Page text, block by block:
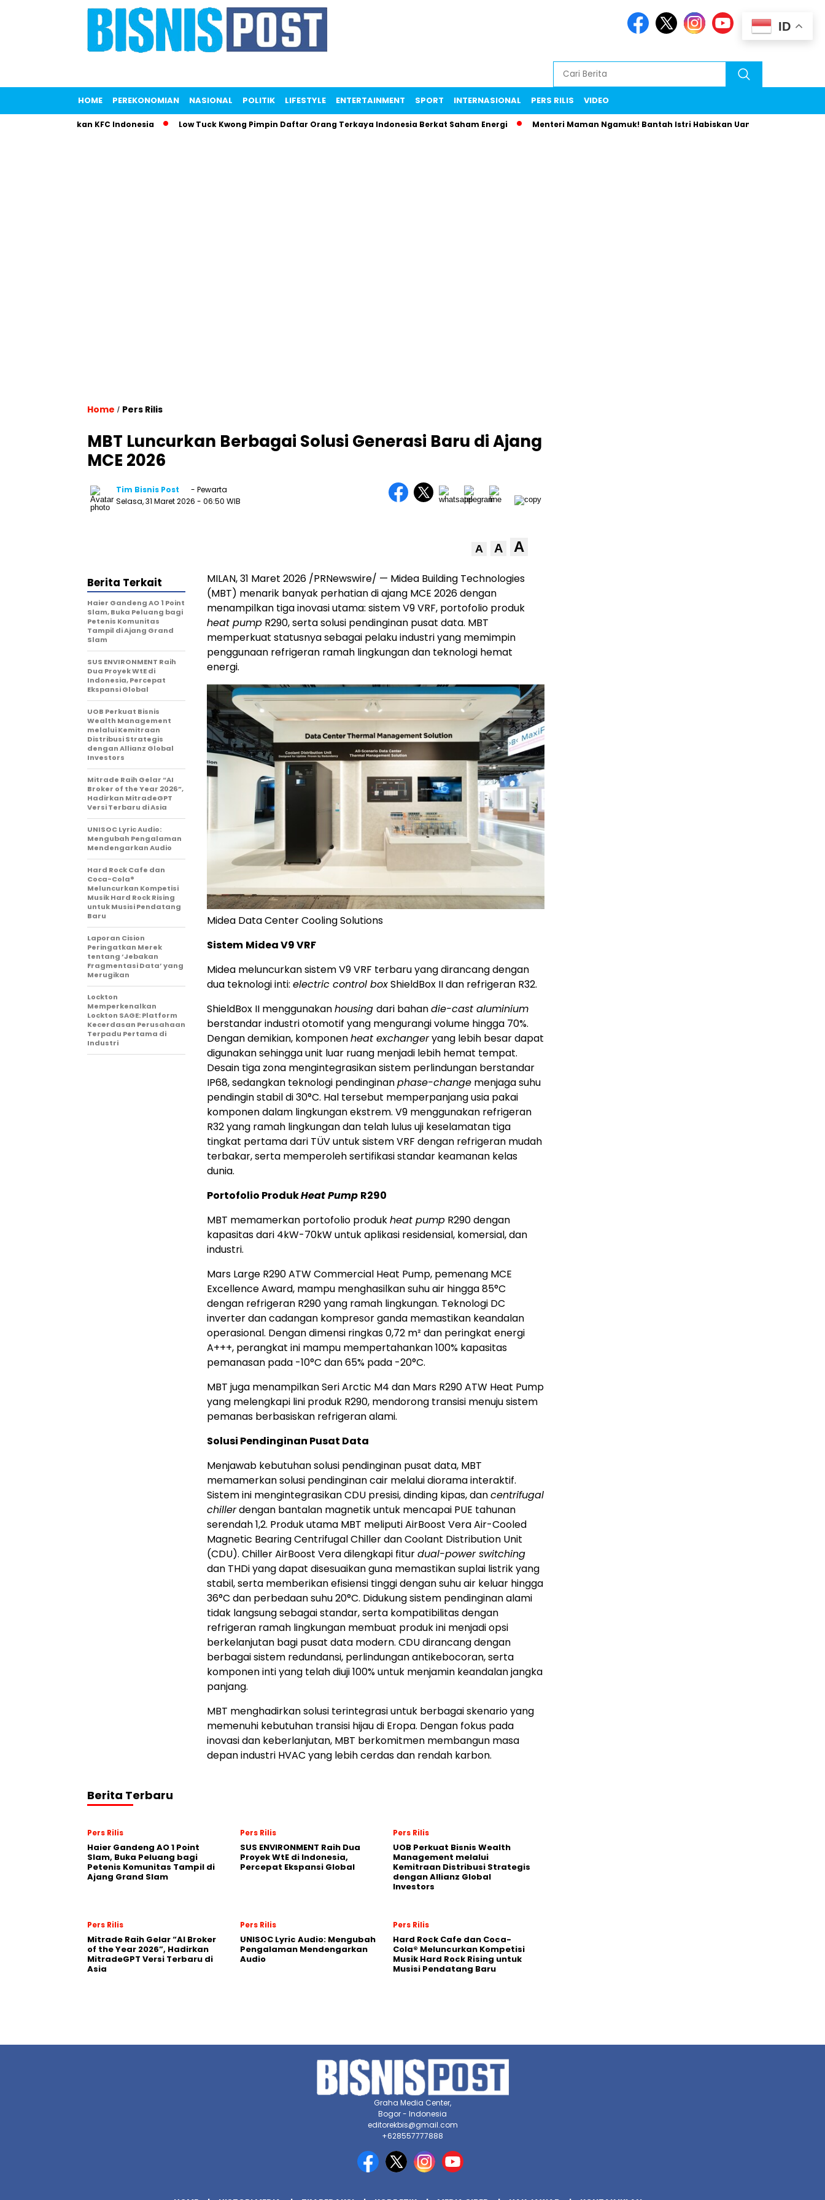
HOME PEREKONOMIAN NASIONAL POLITIK LIFESTYLE ENTERTAINMENT SPORT INTERNASIONAL PERS RILIS VIDEO
Gemparkan KFC Indonesia Low Tuck Kwong Pimpin Daftar Orang Terkaya Indonesia Berkat Saham Energi Menteri Maman Ngamuk! Bantah Istri Habiskan Uang Negara Liburan ke
Home / Pers Rilis
MBT Luncurkan Berbagai Solusi Generasi Baru di Ajang
MCE 2026
Tim Bisnis Post
- Pewarta
Selasa, 31 Maret 2026 - 06:50 WIB
A A A
MILAN,31 Maret 2026 /PRNewswire/ — Midea Building Technologies
(MBT) menarik banyak perhatian di ajang MCE 2026 dengan
menampilkan tiga inovasi utama: sistem V9 VRF, portofolio produk
heat pump R290, serta solusi pendinginan pusat data. MBT
memperkuat statusnya sebagai pelaku industri yang memimpin
penggunaan refrigeran ramah lingkungan dan teknologi hemat
energi.
Midea Data Center Cooling Solutions
Sistem Midea V9 VRF
Midea meluncurkan sistem V9 VRF terbaru yang dirancang dengan
dua teknologi inti: electric control boxShieldBox II dan refrigeran R32.
ShieldBox II menggunakanhousing dari bahandie-cast aluminium
berstandar industri otomotif yang mengurangi volume hingga 70%.
Dengan demikian, komponenheat exchangeryang lebih besar dapat
digunakan sehingga unit luar ruang menjadi lebih hemat tempat.
Desain tiga zona mengintegrasikan sistem perlindungan berstandar
IP68, sedangkan teknologi pendinginanphase-change menjaga suhu
pendingin stabil di 30°C. Hal tersebut memperpanjang usia pakai
komponen dalam lingkungan ekstrem. V9 menggunakan refrigeran
R32 yang ramah lingkungan dan telah lulus uji keselamatan tiga
tingkat pertama dari TÜV untuk sistem VRF dengan refrigeran mudah
terbakar, serta memperoleh sertifikasi standar keamanan kelas
dunia.
Portofolio ProdukHeat Pump R290
MBT memamerkan portofolio produkheat pump R290 dengan
kapasitas dari 4kW-70kW untuk aplikasi residensial, komersial, dan
industri.
Mars Large R290 ATW Commercial Heat Pump, pemenang MCE
Excellence Award, mampu menghasilkan suhu air hingga 85°C
dengan refrigeran R290 yang ramah lingkungan. Teknologi DC
inverter dan cadangan kompresor ganda memastikan keandalan
operasional. Dengan dimensi ringkas 0,72 m² dan peringkat energi
A+++, perangkat ini mampu mempertahankan 100% kapasitas
pemanasan pada -10°C dan 65% pada -20°C.
MBT juga menampilkan Seri Arctic M4 dan Mars R290 ATW Heat Pump
yang melengkapi lini produk R290, mendorong transisi menuju sistem
pemanas berbasiskan refrigeran alami.
Solusi Pendinginan Pusat Data
Menjawab kebutuhan solusi pendinginan pusat data, MBT
memamerkan solusi pendinginan cair melalui diorama interaktif.
Sistem ini mengintegrasikan CDU presisi, dinding kipas, dancentrifugal
chillerdengan bantalan magnetik untuk mencapai PUE tahunan
serendah 1,2. Produk utama MBT meliputi AirBoost Vera Air-Cooled
Magnetic Bearing Centrifugal Chiller dan Coolant Distribution Unit
(CDU). Chiller AirBoost Vera dilengkapi fiturdual-power switching
dan THDi yang dapat disesuaikan guna memastikan suplai listrik yang
stabil, serta memberikan efisiensi tinggi dengan suhu air keluar hingga
36°C dan perbedaan suhu 20°C. Didukung sistem pendinginan alami
tidak langsung sebagai standar, serta kompatibilitas dengan
refrigeran ramah lingkungan membuat produk ini menjadi opsi
berkelanjutan bagi pusat data modern. CDU dirancang dengan
berbagai sistem redundansi, perlindungan antikebocoran, serta
komponen inti yang telah diuji 100% untuk menjamin keandalan jangka
panjang.
MBT menghadirkan solusi terintegrasi untuk berbagai skenario yang
memenuhi kebutuhan transisi hijau di Eropa. Dengan fokus pada
inovasi dan keberlanjutan, MBT berkomitmen membangun masa
depan industri HVAC yang lebih cerdas dan rendah karbon.
Berita Terkait
Haier Gandeng AO 1 Point
Slam, Buka Peluang bagi
Petenis Komunitas
Tampil di Ajang Grand
Slam
SUS ENVIRONMENT Raih
Dua Proyek WtE di
Indonesia, Percepat
Ekspansi Global
UOB Perkuat Bisnis
Wealth Management
melalui Kemitraan
Distribusi Strategis
dengan Allianz Global
Investors
Mitrade Raih Gelar “AI
Broker of the Year 2026”,
Hadirkan MitradeGPT
Versi Terbaru di Asia
UNISOC Lyric Audio:
Mengubah Pengalaman
Mendengarkan Audio
Hard Rock Cafe dan
Coca-Cola®
Meluncurkan Kompetisi
Musik Hard Rock Rising
untuk Musisi Pendatang
Baru
Laporan Cision
Peringatkan Merek
tentang ‘Jebakan
Fragmentasi Data’ yang
Merugikan
Lockton
Memperkenalkan
Lockton SAGE: Platform
Kecerdasan Perusahaan
Terpadu Pertama di
Industri
Berita Terbaru
Pers Rilis
Haier Gandeng AO 1 Point
Slam, Buka Peluang bagi
Petenis Komunitas Tampil di
Ajang Grand Slam
Pers Rilis
SUS ENVIRONMENT Raih Dua
Proyek WtE di Indonesia,
Percepat Ekspansi Global
Pers Rilis
UOB Perkuat Bisnis Wealth
Management melalui
Kemitraan Distribusi Strategis
dengan Allianz Global
Investors
Pers Rilis
Mitrade Raih Gelar “AI Broker
of the Year 2026”, Hadirkan
MitradeGPT Versi Terbaru di
Asia
Pers Rilis
UNISOC Lyric Audio: Mengubah
Pengalaman Mendengarkan
Audio
Pers Rilis
Hard Rock Cafe dan Coca-
Cola® Meluncurkan Kompetisi
Musik Hard Rock Rising untuk
Musisi Pendatang Baru
ID
Graha Media Center,
Bogor - Indonesia
editorekbis@gmail.com
+628557777888